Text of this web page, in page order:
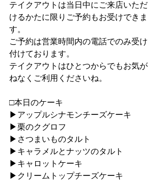
テイクアウトは当日中にご来店いただ
けるかたに限りご予約もお受けできま
す。
ご予約は営業時間内の電話でのみ受け
付けております。
テイクアウトはひとつからでもお気が
ねなくご利用くださいね。
□本日のケーキ
▶︎アップルシナモンチーズケーキ
▶︎栗のクグロフ
▶︎さつまいものタルト
▶︎キャラメルとナッツのタルト
▶︎キャロットケーキ
▶︎クリームトップチーズケーキ